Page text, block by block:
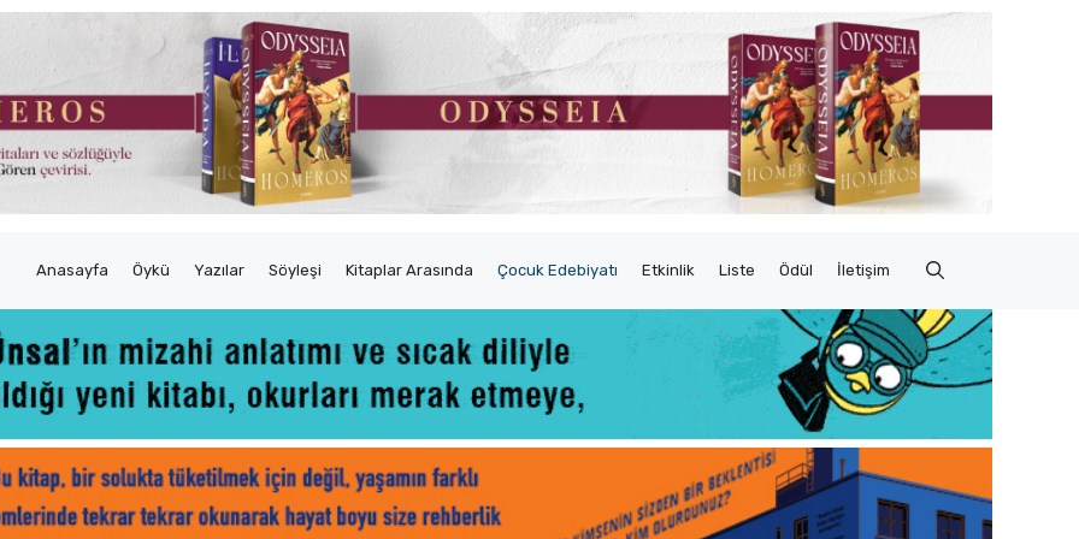
Anasayfa Öykü Yazılar Söyleşi Kitaplar Arasında Çocuk Edebiyatı Etkinlik Liste Ödül İletişim